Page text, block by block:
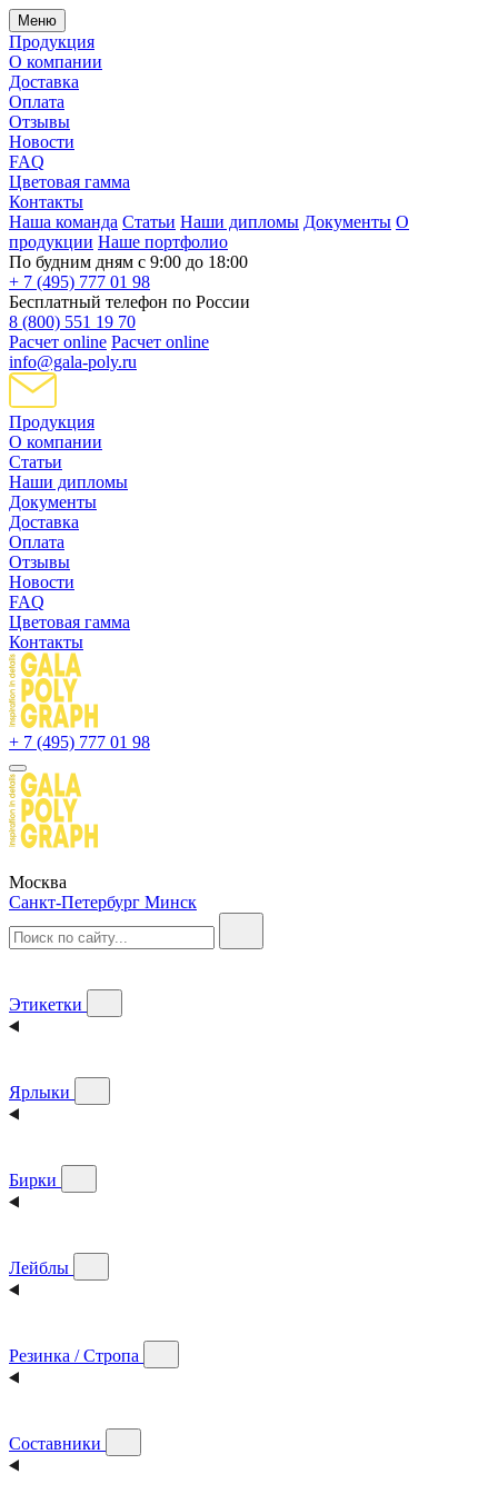
Меню
Продукция
О компании
Доставка
Оплата
Отзывы
Новости
FAQ
Цветовая гамма
Контакты
Наша команда Статьи Наши дипломы Документы О
продукции Наше портфолио
По будним дням с 9:00 до 18:00
+ 7 (495) 777 01 98
Бесплатный телефон по России
8 (800) 551 19 70
Расчет online Расчет online
info@gala-poly.ru
Продукция
О компании
Статьи
Наши дипломы
Документы
Доставка
Оплата
Отзывы
Новости
FAQ
Цветовая гамма
Контакты
+ 7 (495) 777 01 98
Москва
Санкт-Петербург Минск
Этикетки
Ярлыки
Бирки
Лейблы
Резинка / Стропа
Составники